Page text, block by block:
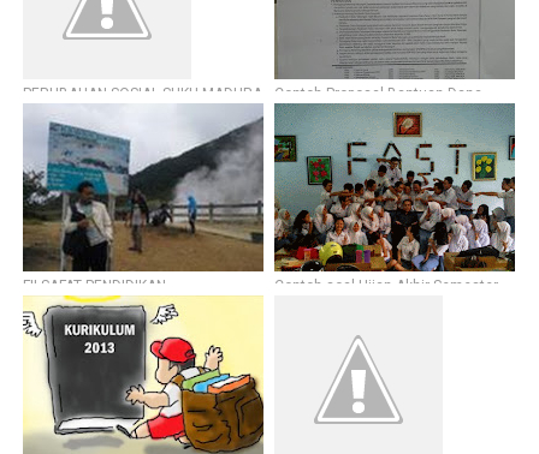
PERUBAHAN SOSIAL SUKU MADURA
Contoh Proposal Bantuan Dana
MGMP Sejarah LOLOS
FILSAFAT PENDIDIKAN
REKONSTRUKSIONISME
Contoh soal Ujian Akhir Semester